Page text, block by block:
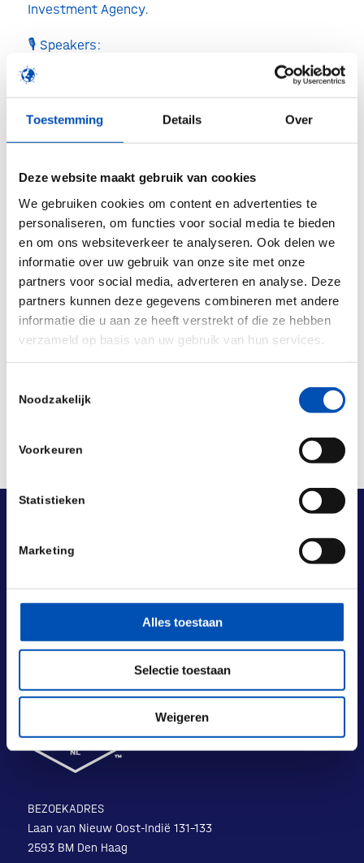
Toestemming Details Over
Deze website maakt gebruik van cookies
We gebruiken cookies om content en advertenties te
personaliseren, om functies voor social media te bieden
en om ons websiteverkeer te analyseren. Ook delen we
informatie over uw gebruik van onze site met onze
partners voor social media, adverteren en analyse. Deze
partners kunnen deze gegevens combineren met andere
informatie die u aan ze heeft verstrekt of die ze hebben
verzameld op basis van uw gebruik van hun services.
Noodzakelijk
Voorkeuren
Statistieken
Marketing
Alles toestaan
Selectie toestaan
Weigeren
Investment Agency.
🎙 Speakers:
🔹
, EU Competitiveness
🔹Martin Botulinski,
EU Competitiveness
Programme Support, EMA
Additional speakers to be announced.
🗓 Date: 5 February 2026
🕒 Time: 10:00 – 11:00 EST / 16:00 – 17:00 CET
Register here.
Deel dit stuk
BEZOEKADRES
Laan van Nieuw Oost-Indië 131-133
2593 BM Den Haag